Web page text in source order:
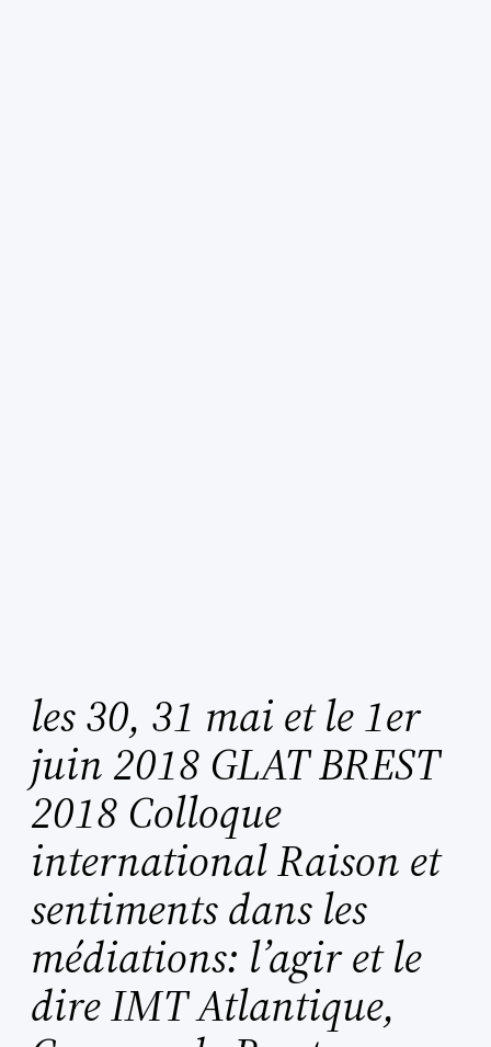
les 30, 31 mai et le 1er
juin 2018 GLAT BREST
2018 Colloque
international Raison et
sentiments dans les
médiations: l’agir et le
dire IMT Atlantique,